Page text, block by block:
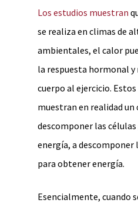
Los estudios muestran
se realiza en climas de
ambientales, el calor
la respuesta hormonal
cuerpo al ejercicio.
muestran en realidad
descomponer las
energía, a
para obtener energía.
Esencialmente, cuando